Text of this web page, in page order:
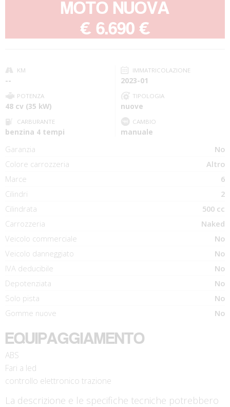
MOTO NUOVA
€ 6.690 €
KM
--
IMMATRICOLAZIONE
2023-01
POTENZA
48 cv (35 kW)
TIPOLOGIA
nuove
CARBURANTE
benzina 4 tempi
CAMBIO
manuale
Garanzia
No
Colore carrozzeria
Altro
Marce
6
Cilindri
2
Cilindrata
500 cc
Carrozzeria
Naked
Veicolo commerciale
No
Veicolo danneggiato
No
IVA deducibile
No
Depotenziata
No
Solo pista
No
Gomme nuove
No
EQUIPAGGIAMENTO
ABS
Fari a led
controllo elettronico trazione
La descrizione e le specifiche tecniche potrebbero